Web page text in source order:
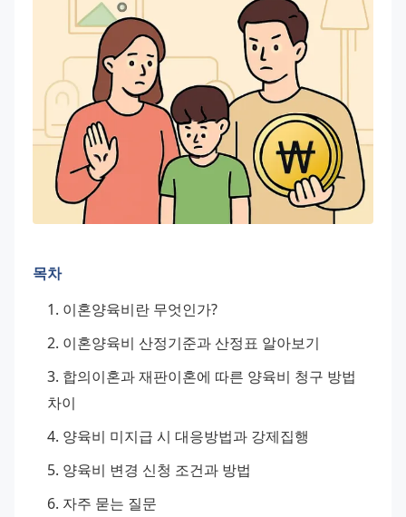
목차
이혼양육비란 무엇인가?
이혼양육비 산정기준과 산정표 알아보기
합의이혼과 재판이혼에 따른 양육비 청구 방법
차이
양육비 미지급 시 대응방법과 강제집행
양육비 변경 신청 조건과 방법
자주 묻는 질문